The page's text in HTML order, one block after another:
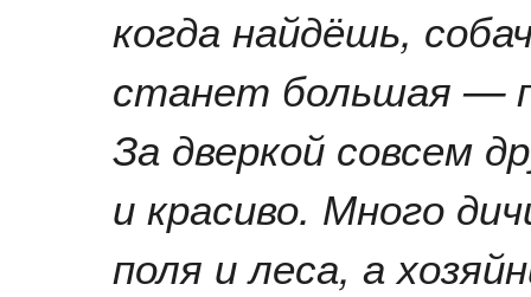
когда найдёшь,
станет большая —
За дверкой совсем
и красиво. Много
поля и леса, а